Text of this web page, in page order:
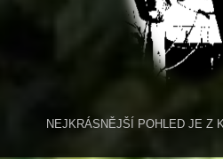
NEJKRÁSNĚJŠÍ POHLED JE Z